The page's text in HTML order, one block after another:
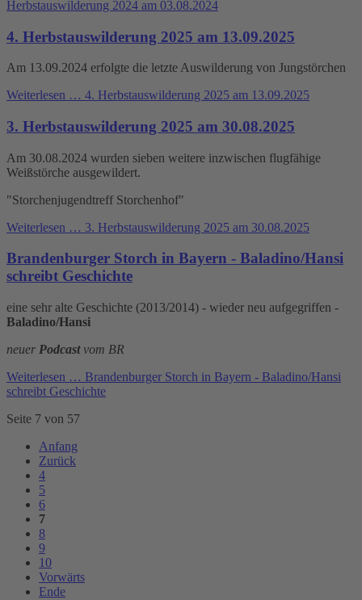
Herbstauswilderung 2024 am 03.08.2024
4. Herbstauswilderung 2025 am 13.09.2025
Am 13.09.2024 erfolgte die letzte Auswilderung von Jungstörchen
Weiterlesen … 4. Herbstauswilderung 2025 am 13.09.2025
3. Herbstauswilderung 2025 am 30.08.2025
Am 30.08.2024 wurden sieben weitere inzwischen flugfähige
Weißstörche ausgewildert.
"Storchenjugendtreff Storchenhof"
Weiterlesen … 3. Herbstauswilderung 2025 am 30.08.2025
Brandenburger Storch in Bayern - Baladino/Hansi
schreibt Geschichte
eine sehr alte Geschichte (2013/2014) - wieder neu aufgegriffen -
Baladino/Hansi
neuer Podcastvom BR
Weiterlesen … Brandenburger Storch in Bayern - Baladino/Hansi
schreibt Geschichte
Seite 7 von 57
Anfang
Zurück
4
5
6
7
8
9
10
Vorwärts
Ende